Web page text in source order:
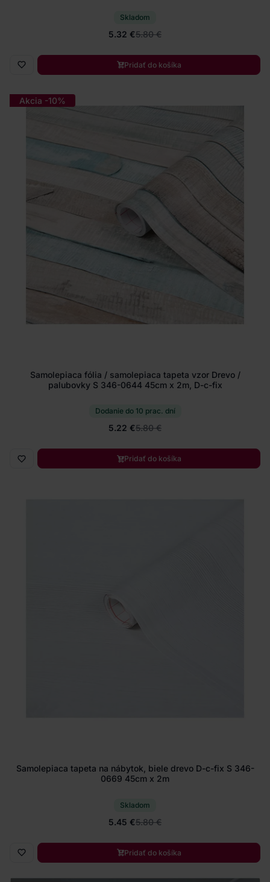
Skladom
5.32 €5.80 €
Pridať do košíka
Akcia -10%
Samolepiaca fólia / samolepiaca tapeta vzor Drevo /
palubovky S 346-0644 45cm x 2m, D-c-fix
Dodanie do 10 prac. dní
5.22 €5.80 €
Pridať do košíka
Samolepiaca tapeta na nábytok, biele drevo D-c-fix S 346-
0669 45cm x 2m
Skladom
5.45 €5.80 €
Pridať do košíka